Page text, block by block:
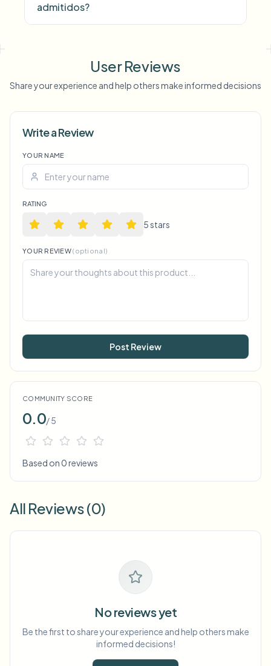
admitidos?
Voice Anon
User Reviews
Share your experience and help others make informed decisions
Write a Review
YOUR NAME
RATING
5stars
YOUR REVIEW(optional)
Post Review
COMMUNITY SCORE
0.0/ 5
Based on 0 reviews
All Reviews (0)
No reviews yet
Be the first to share your experience and help others make
informed decisions!